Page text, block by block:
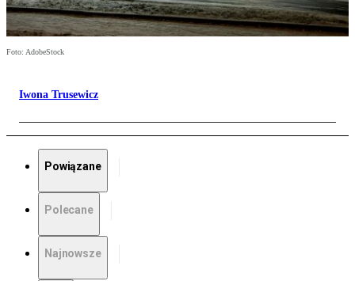
Foto: AdobeStock
Iwona Trusewicz
Powiązane
Polecane
Najnowsze